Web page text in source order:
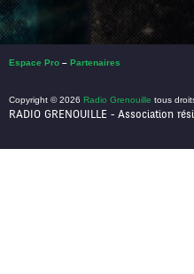
Espace Pro – Partenaires
Copyright © 2026 Radio Grenouille tous
RADIO GRENOUILLE - Association